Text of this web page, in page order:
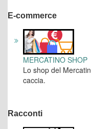
E-commerce
MERCATINO SHOP
Lo shop del
caccia.
Racconti